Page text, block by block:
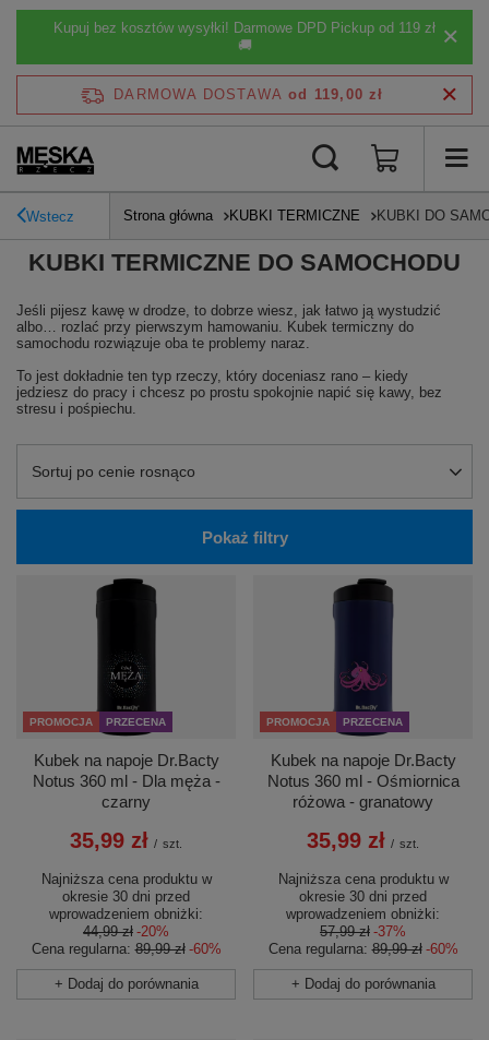
Kupuj bez kosztów wysyłki! Darmowe DPD Pickup od 119 zł
🚚
DARMOWA DOSTAWA od 119,00 zł
Wstecz Strona główna KUBKI TERMICZNE KUBKI DO
KUBKI TERMICZNE DO SAMOCHODU
Jeśli pijesz kawę w drodze, to dobrze wiesz, jak łatwo ją wystudzić
albo… rozlać przy pierwszym hamowaniu. Kubek termiczny do
samochodu rozwiązuje oba te problemy naraz.
To jest dokładnie ten typ rzeczy, który doceniasz rano – kiedy
jedziesz do pracy i chcesz po prostu spokojnie napić się kawy, bez
stresu i pośpiechu.
Zmień sortowanie
Sortuj po cenie rosnąco
Pokaż filtry
PROMOCJA PRZECENA
Kubek na napoje Dr.Bacty
Notus 360 ml - Dla męża -
czarny
35,99 zł / szt.
Najniższa cena produktu w
okresie 30 dni przed
wprowadzeniem obniżki:
44,99 zł -20%
Cena regularna:89,99 zł -60%
+ Dodaj do porównania
PROMOCJA PRZECENA
Kubek na napoje Dr.Bacty
Notus 360 ml - Ośmiornica
różowa - granatowy
35,99 zł / szt.
Najniższa cena produktu w
okresie 30 dni przed
wprowadzeniem obniżki:
57,99 zł -37%
Cena regularna:89,99 zł -60%
+ Dodaj do porównania